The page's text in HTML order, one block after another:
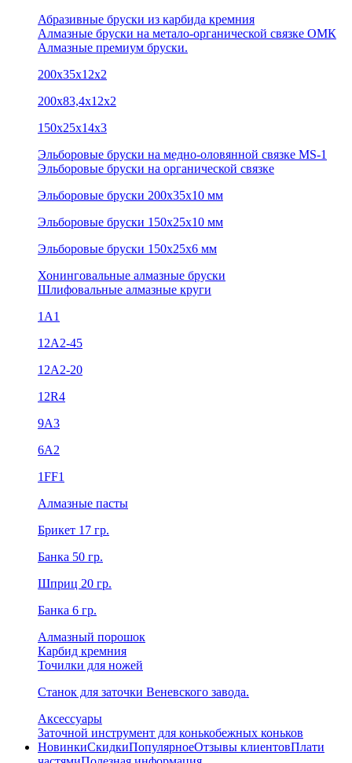
Абразивные бруски из карбида кремния
Алмазные бруски на метало-органической связке ОМК
Алмазные премиум бруски.
200х35х12х2
200х83,4х12х2
150х25х14х3
Эльборовые бруски на медно-оловянной связке MS-1
Эльборовые бруски на органической связке
Эльборовые бруски 200х35х10 мм
Эльборовые бруски 150х25х10 мм
Эльборовые бруски 150х25х6 мм
Хонинговальные алмазные бруски
Шлифовальные алмазные круги
1А1
12A2-45
12А2-20
12R4
9А3
6А2
1FF1
Алмазные пасты
Брикет 17 гр.
Банка 50 гр.
Шприц 20 гр.
Банка 6 гр.
Алмазный порошок
Карбид кремния
Точилки для ножей
Станок для заточки Веневского завода.
Аксессуары
Заточной инструмент для конькобежных коньков
НовинкиСкидкиПопулярноеОтзывы клиентовПлати